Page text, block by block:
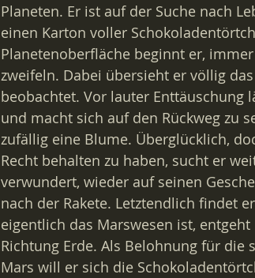
Planeten. Er ist auf der Suche nach
einen Karton voller
Planetenoberfläche beginnt er,
zweifeln. Dabei übersieht er völlig
beobachtet. Vor lauter Enttäuschung
und macht sich auf den Rückweg zu
zufällig eine Blume. Überglücklich,
Recht behalten zu haben, sucht er
verwundert, wieder auf seinen
nach der Rakete. Letztendlich findet
eigentlich das Marswesen ist,
Richtung Erde. Als Belohnung für die
Mars will er sich die